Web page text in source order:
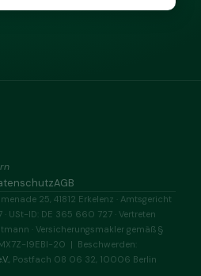
AGB
25, 41812 Erkelenz · Amtsgericht
USt-ID: DE 365 660 727 · Vertreten
· Versicherungsmakler gemäß §
MX7Z-I9EBI-20 | Beschwerden:
, Postfach 08 06 32, 10006 Berlin